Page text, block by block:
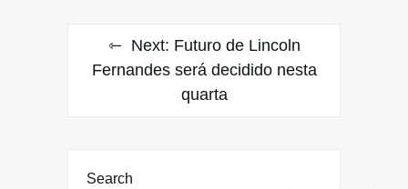
Next: Futuro de Lincoln
Fernandes será decidido nesta
quarta
Search